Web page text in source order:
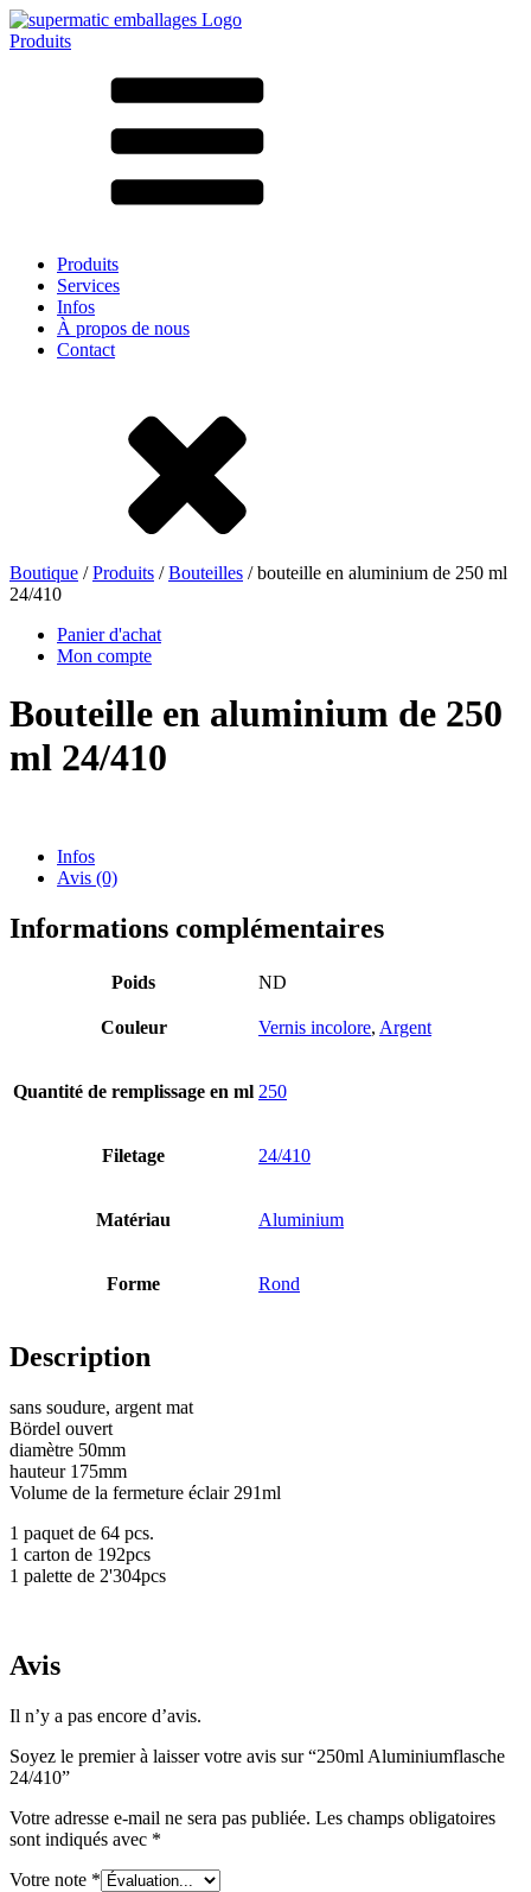
Produits
LD-PE
Sachets et bag-in-box
Produits chimiques(267)
Boîtes(73)
Pulvérisateur fin(8)
Bouteilles Hotfill(6)
Cosmétiques
Alimentation
Bouteilles de sauce
Bouteilles de spiritueux(81)
Produits
Services
Infos
À propos de nous
Contact
Boutique /Produits /Bouteilles / bouteille en aluminium de 250 ml
24/410
Panier d'achat
Mon compte
Bouteille en aluminium de 250
ml 24/410
Infos
Avis (0)
Informations complémentaires
Poids ND
Couleur Vernis incolore, Argent
Quantité de remplissage en ml 250
Filetage 24/410
Matériau Aluminium
Forme Rond
Description
sans soudure, argent mat
Bördel ouvert
diamètre 50mm
hauteur 175mm
Volume de la fermeture éclair 291ml
1 paquet de 64 pcs.
1 carton de 192pcs
1 palette de 2'304pcs
Avis
Il n’y a pas encore d’avis.
Soyez le premier à laisser votre avis sur “250ml Aluminiumflasche
24/410”
Votre adresse e-mail ne sera pas publiée. Les champs obligatoires
sont indiqués avec *
Votre note *